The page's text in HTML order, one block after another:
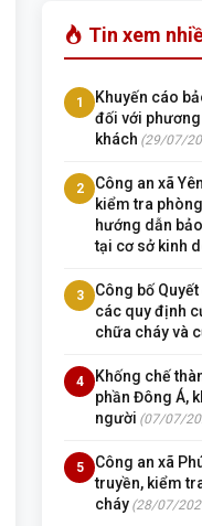
Tin xem
1
Khuyến cáo
đối với
khách (29/07/
2
Công an xã
kiểm tra
hướng dẫn
tại cơ sở kinh
3
Công bố
các quy định
chữa cháy và
4
Khống chế
phần Đông Á,
người (07/07/
5
Công an xã
truyền, kiểm
cháy (28/07/